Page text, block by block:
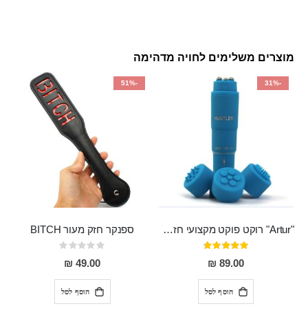
מוצרים משלימים לחויה מדהימה
-31%
"Artur" רוקט פוקט מקצועי חזק במיוחד
דירוג:
95%
89.00 ₪
הוסף לסל
-51%
ספנקר חזק מעור BITCH
Rating:
0%
49.00 ₪
הוסף לסל